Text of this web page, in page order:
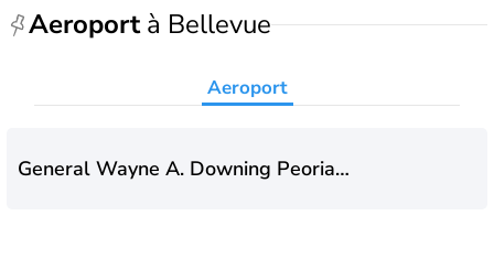
Aeroportà Bellevue
Aeroport
General Wayne A. Downing Peoria